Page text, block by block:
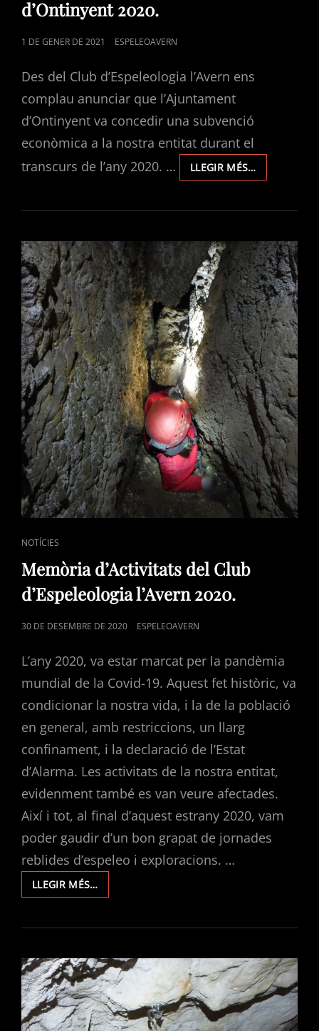
d’Ontinyent 2020.
POSTED
1 DE GENER DE 2021 ESPELEOAVERN
Des del Club d’Espeleologia l’Avern ens
complau anunciar que l’Ajuntament
d’Ontinyent va concedir una subvenció
econòmica a la nostra entitat durant el
transcurs de l’any 2020. …
LLEGIR MÉS…
DE
CAT
NOTÍCIES
Memòria d’Activitats del Club
d’Espeleologia l’Avern 2020.
POSTED
30 DE DESEMBRE DE 2020 ESPELEOAVERN
L’any 2020, va estar marcat per la pandèmia
mundial de la Covid-19. Aquest fet històric, va
condicionar la nostra vida, i la de la població
en general, amb restriccions, un llarg
confinament, i la declaració de l’Estat
d’Alarma. Les activitats de la nostra entitat,
evidenment també es van veure afectades.
Així i tot, al final d’aquest estrany 2020, vam
poder gaudir d’un bon grapat de jornades
reblides d’espeleo i exploracions. …
LLEGIR MÉS…
D’ACTIVITATS
CLUB
L’AVERN
2020.